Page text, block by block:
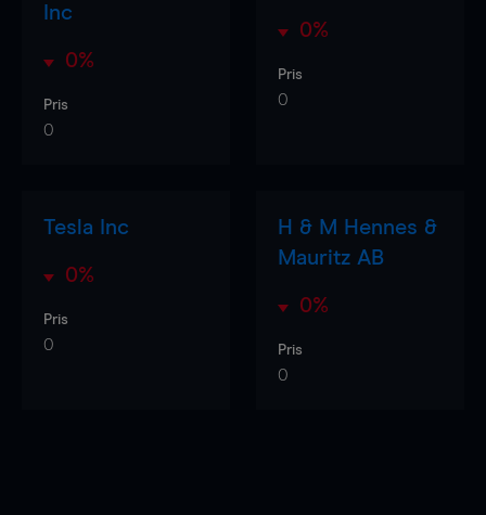
Inc
0%
Pris
0
0%
Pris
0
Tesla Inc
0%
Pris
0
H & M Hennes &
Mauritz AB
0%
Pris
0